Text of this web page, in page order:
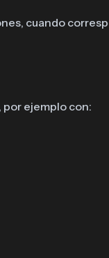
cuando
por ejemplo con: